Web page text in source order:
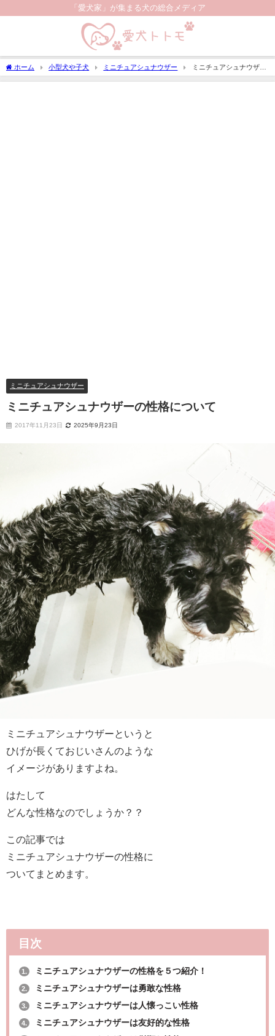
「愛犬家」が集まる犬の総合メディア
ホーム 小型犬や子犬 ミニチュアシュナウザー
ミニチュアシュナウザー
の性格について
ミニチュアシュナウザー
ミニチュアシュナウザーの性格について
2017年11月23日 2025年9月23日
ミニチュアシュナウザーというと
ひげが長くておじいさんのような
イメージがありますよね。
はたして
どんな性格なのでしょうか？？
この記事では
ミニチュアシュナウザーの性格に
ついてまとめます。
目次
1. ミニチュアシュナウザーの性格を５つ紹介！
2. ミニチュアシュナウザーは勇敢な性格
3. ミニチュアシュナウザーは人懐っこい性格
4. ミニチュアシュナウザーは友好的な性格